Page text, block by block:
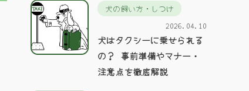
犬の飼い方・しつけ
2026.04.10
犬はタクシーに乗せられる
の？ 事前準備やマナー・
注意点を徹底解説